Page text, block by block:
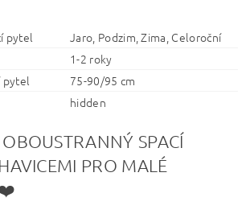
pytel
Jaro, Podzim, Zima, Celoroční
1-2 roky
pytel
75-90/95 cm
hidden
SPACÍ
PRO MALÉ
❤️